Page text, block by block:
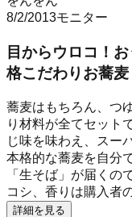
8/2/2013モニター
目からウロコ！
格こだわりお蕎麦
蕎麦はもちろん、つ
り材料が全てセット
じ味を味わえ、スー
本格的な蕎麦を自分
「生そば」が届くの
コシ、香りは購入者
詳細を見る